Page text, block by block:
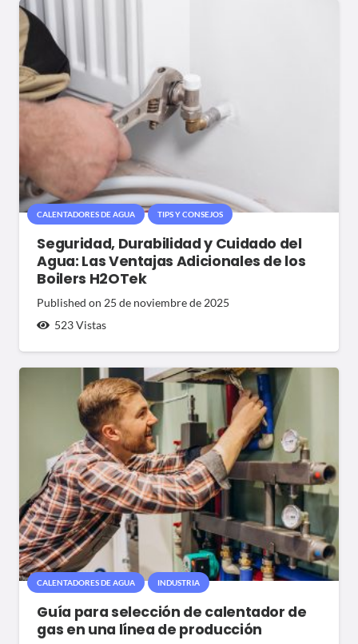
CALENTADORES DE AGUA TIPS Y CONSEJOS
Seguridad, Durabilidad y Cuidado del
Agua: Las Ventajas Adicionales de los
Boilers H2OTek
Published on 25 de noviembre de 2025
523Vistas
CALENTADORES DE AGUA INDUSTRIA
Guía para selección de calentador de
gas en una línea de producción